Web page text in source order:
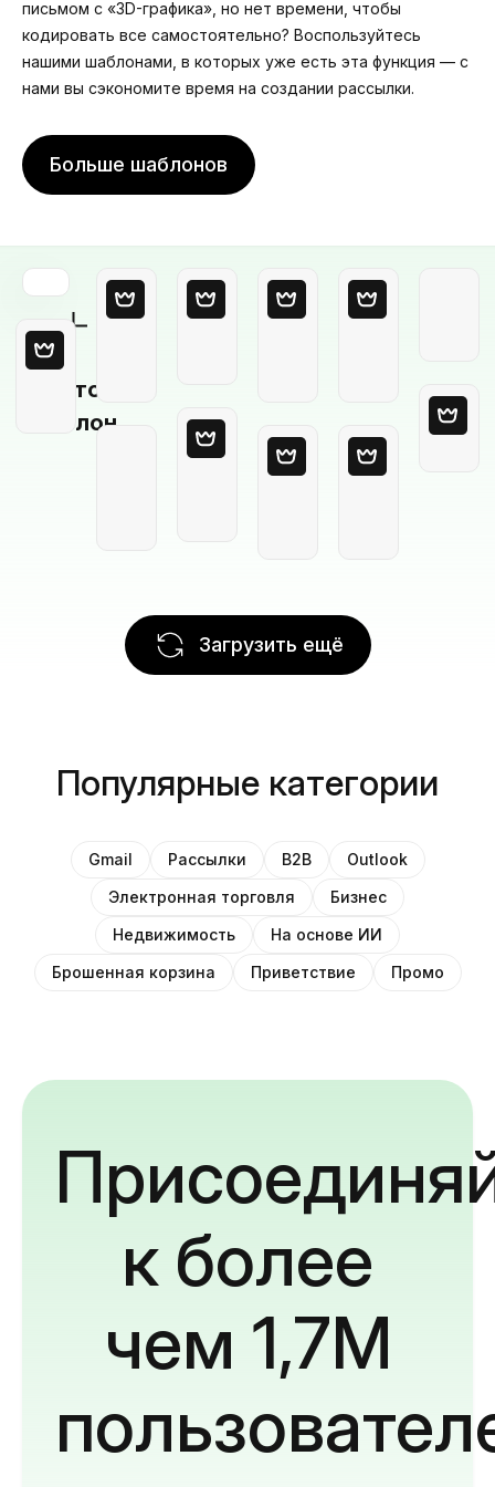
письмом с «3D-графика», но нет времени, чтобы
кодировать все самостоятельно? Воспользуйтесь
нашими шаблонами, в которых уже есть эта функция — с
нами вы сэкономите время на создании рассылки.
Больше шаблонов
Пустой
шаблон
Загрузить ещё
Популярные категории
Gmail Рассылки B2B
Outlook
Электронная торговля
Бизнес
Недвижимость
На основе ИИ
Брошенная корзина
Приветствие Промо
к более
чем 1,7M